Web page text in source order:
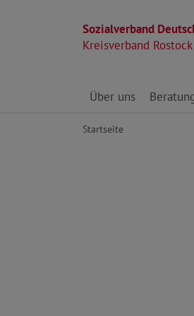
Sozialverband
Kreisverband Rostock
Direkt zu den
Über uns
Startseite